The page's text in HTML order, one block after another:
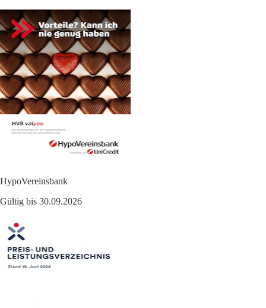
HypoVereinsbank
Gültig bis 30.09.2026